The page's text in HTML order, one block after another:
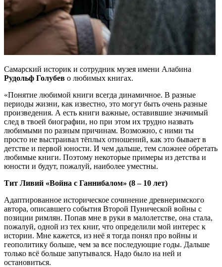
Самарский историк и сотрудник музея имени Алабина
Рудольф Голубев о любимых книгах.
«Понятие любимой книги всегда динамичное. В разные
периоды жизни, как известно, это могут быть очень разные
произведения. А есть книги важные, оставившие значимый
след в твоей биографии, но при этом их трудно назвать
любимыми по разным причинам. Возможно, с ними ты
просто не выстраивал тёплых отношений, как это бывает в
детстве и первой юности. И чем дальше, тем сложнее обретать
любимые книги. Поэтому некоторые примеры из детства и
юности и будут, пожалуй, наиболее уместны.
Тит Ливий «Война с Ганнибалом» (8 – 10 лет)
Адаптированное историческое сочинение древнеримского
автора, описавшего события Второй Пунической войны с
позиции римлян. Попав мне в руки в малолетстве, она стала,
пожалуй, одной из тех книг, что определили мой интерес к
истории. Мне кажется, из неё я тогда понял про войны и
геополитику больше, чем за все последующие годы. Дальше
только всё больше запутывался. Надо было на ней и
остановиться.